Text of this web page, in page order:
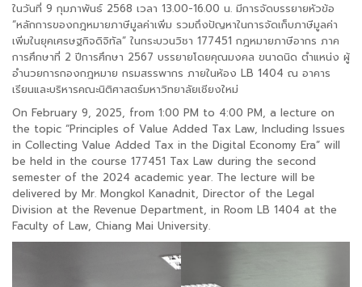
ในวันที่ 9 กุมภาพันธ์ 2568 เวลา 13.00-16.00 น. มีการจัดบรรยายหัวข้อ
“หลักการของกฎหมายภาษีมูลค่าเพิ่ม รวมถึงปัญหาในการจัดเก็บภาษีมูลค่า
เพิ่มในยุคเศรษฐกิจดิจิทัล” ในกระบวนวิชา 177451 กฎหมายภาษีอากร ภาค
การศึกษาที่ 2 ปีการศึกษา 2567 บรรยายโดยคุณมงคล ขนาดนิด ตำแหน่ง ผู้
อำนวยการกองกฎหมาย กรมสรรพากร ภายในห้อง LB 1404 ณ อาคาร
เรียนและบริหารคณะนิติศาสตร์มหาวิทยาลัยเชียงใหม่
On February 9, 2025, from 1:00 PM to 4:00 PM, a lecture on
the topic “Principles of Value Added Tax Law, Including Issues
in Collecting Value Added Tax in the Digital Economy Era” will
be held in the course 177451 Tax Law during the second
semester of the 2024 academic year. The lecture will be
delivered by Mr. Mongkol Kanadnit, Director of the Legal
Division at the Revenue Department, in Room LB 1404 at the
Faculty of Law, Chiang Mai University.